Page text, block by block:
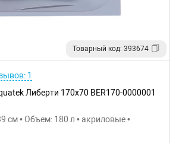
Товарный код: 393674
1
Либерти 170x70 BER170-0000001
см • Объем: 180 л • акриловые •